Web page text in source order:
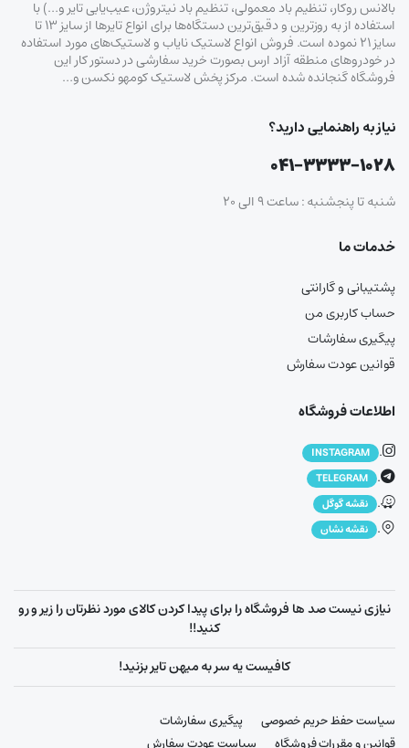
بالانس روکار، تنظیم باد معمولی، تنظیم باد نیتروژن، عیب‌یابی تایر و…) با
استفاده از به روزترین و دقیق‌ترین دستگاه‌ها برای انواع تایرها از سایز ۱۳ تا
سایز ۲۱ نموده است. فروش انواع لاستیک‌ نایاب و لاستیک‌های مورد استفاده
در خودروهای منطقه آزاد ارس بصورت خرید سفارشی در دستور کار این
فروشگاه گنجانده شده است. مرکز پخش لاستیک کومهو نکسن و…
نیاز به راهنمایی دارید؟
۰۴۱-۳۳۳۳-۱۰۲۸
شنبه تا پنجشنبه : ساعت ۹ الی ۲۰
خدمات ما
پشتیبانی و گارانتی
حساب کاربری من
پیگیری سفارشات
قوانین عودت سفارش
اطلاعات فروشگاه
.
INSTAGRAM
.
TELEGRAM
. نقشه گوگل
. نقشه نشان
نیازی نیست صد ها فروشگاه را برای پیدا کردن کالای مورد نظرتان را زیر و رو
کنید!!
کافیست یه سر به میهن تایر بزنید!
سیاست حفظ حریم خصوصی
پیگیری سفارشات